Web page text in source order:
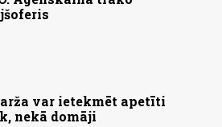
var ietekmēt apetīti
nekā domāji